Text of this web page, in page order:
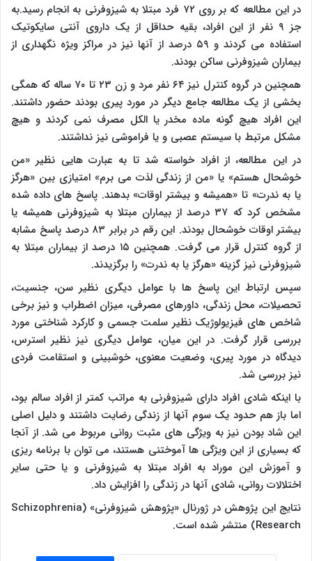
در این مطالعه که بر روی ۷۲ فرد مبتلا به شیزوفرنی به انجام رسید.به
جز ۹ نفر از این افراد، بقیه حداقل از یک داروی آنتی سایکوتیک
استفاده می کردند و ۵۹ درصد از آنها نیز در مراکز ویژه نگهداری از
بیماران شیزوفرنی ساکن بودند.
همچنین در گروه کنترل نیز ۶۴ نفر مرد و زن ۲۳ تا ۷۰ ساله که همگی
بخشی از یک مطالعه جامع دیگر در مورد پیری بودند حضور داشتند.
این افراد هیچ گونه ماده مخدر یا الکل مصرف نمی کردند و هیچ
مشکل مرتبط با سیستم عصبی و یا فراموشی نیز نداشتند.
در این مطالعه، از افراد خواسته شد تا به عبارت هایی نظیر «من
خوشحال هستم» یا «من از زندگی لذت می برم» امتیازی بین «هرگز
یا به ندرت» تا «همیشه و بیشتر اوقات» بدهند. پاسخ های داده شده
مشخص کرد که ۳۷ درصد از بیماران مبتلا به شیزوفرنی همیشه یا
بیشتر اوقات خوشحال بودند. این رقم در برابر ۸۳ درصد پاسخ مشابه
از گروه کنترل قرار می گرفت. همچنین ۱۵ درصد از بیماران مبتلا به
شیزوفرنی نیز گزینه «هرگز یا به ندرت» را برگزیدند.
سپس ارتباط این پاسخ ها با عوامل دیگری نظیر سن، جنسیت،
تحصیلات، محل زندگی، داورهای مصرفی، میزان اضطراب و نیز برخی
شاخص های فیزیولوژیک نظیر سلمت جسمی و کارکرد شناختی مورد
بررسی قرار گرفت. در این میان، عوامل دیگری نیز نظیر استرس،
دیدگاه در مورد پیری، وضعیت معنوی، خوشبینی و استقامت فردی
نیز بررسی شد.
با اینکه شادی افراد دارای شیزوفرنی به مراتب کمتر از افراد سالم بود،
اما باز هم حدود یک سوم آنها از زندگی رضایت داشتند و دلیل اصلی
این شاد بودن نیز به ویژگی های مثبت روانی مربوط می شد. از آنجا
که بسیاری از این ویژگی ها آموختنی هستند، می توان با برنامه ریزی
و آموزش این موراد به افراد مبتلا به شیزوفرنی و یا حتی سایر
اختلالات روانی، شادی آنها در زندگی را افزایش داد.
نتایج این پژوهش در ژورنال «پژوهش شیزوفرنی» (Schizophrenia
Research) منتشر شده است.